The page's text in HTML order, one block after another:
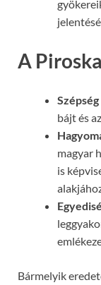
A
Szépség
bájt és
magyar
is
Bármelyik